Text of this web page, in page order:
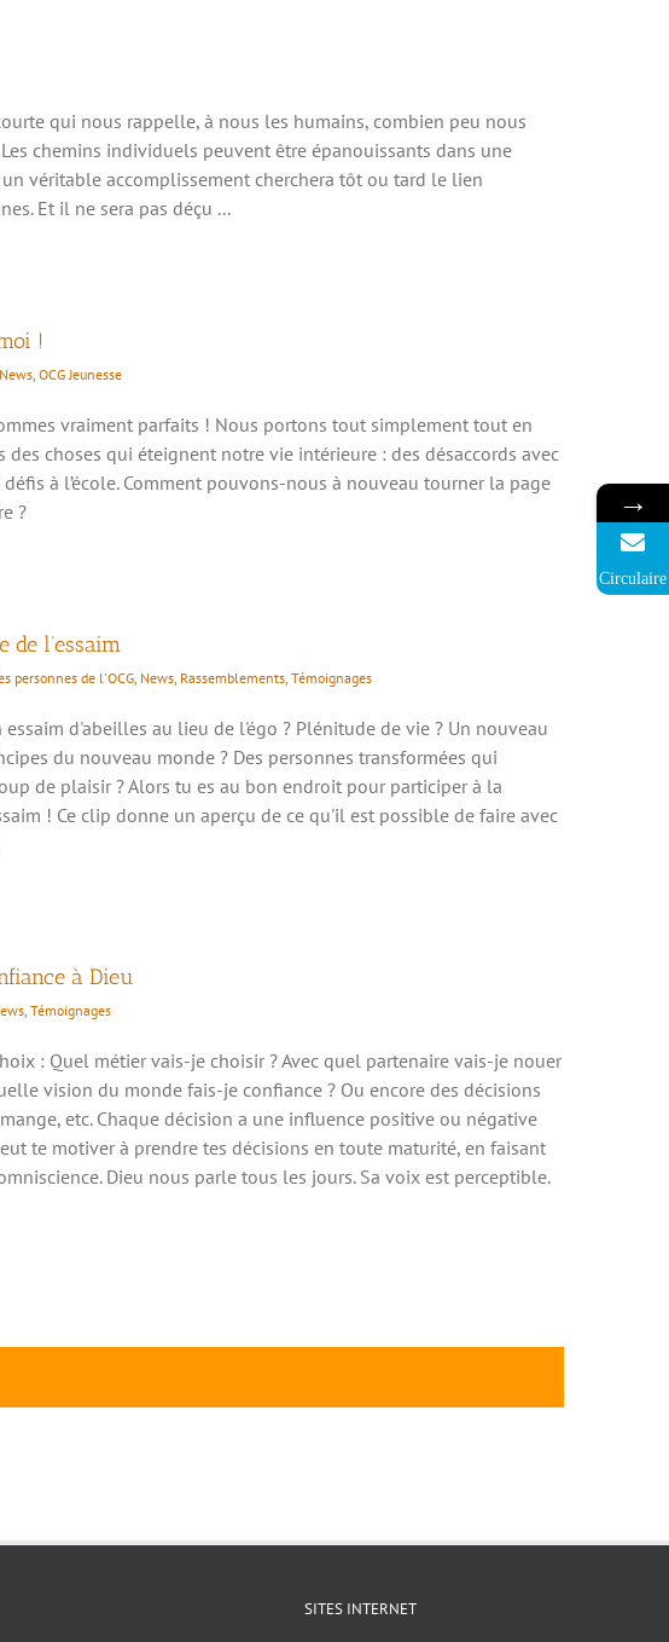
qui nous rappelle, à nous les humains, combien peu nous
chemins individuels peuvent être épanouissants dans une
véritable accomplissement cherchera tôt ou tard le lien
Et il ne sera pas déçu ...
!
News, OCG Jeunesse
vraiment parfaits ! Nous portons tout simplement tout en
choses qui éteignent notre vie intérieure : des désaccords avec
à l’école. Comment pouvons-nous à nouveau tourner la page
?
de l’essaim
personnes de l'OCG, News, Rassemblements, Témoignages
essaim d'abeilles au lieu de l'égo ? Plénitude de vie ? Un nouveau
du nouveau monde ? Des personnes transformées qui
de plaisir ? Alors tu es au bon endroit pour participer à la
! Ce clip donne un aperçu de ce qu'il est possible de faire avec
à Dieu
, Témoignages
: Quel métier vais-je choisir ? Avec quel partenaire vais-je nouer
vision du monde fais-je confiance ? Ou encore des décisions
etc. Chaque décision a une influence positive ou négative
te motiver à prendre tes décisions en toute maturité, en faisant
Dieu nous parle tous les jours. Sa voix est perceptible.
SITES INTERNET
→
Circulaire